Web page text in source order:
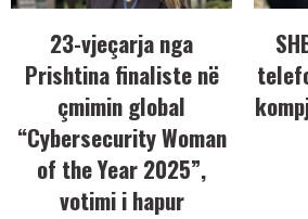
23-vjeçarja nga
Prishtina finaliste në
çmimin global
“Cybersecurity Woman
of the Year 2025”,
votimi i hapur